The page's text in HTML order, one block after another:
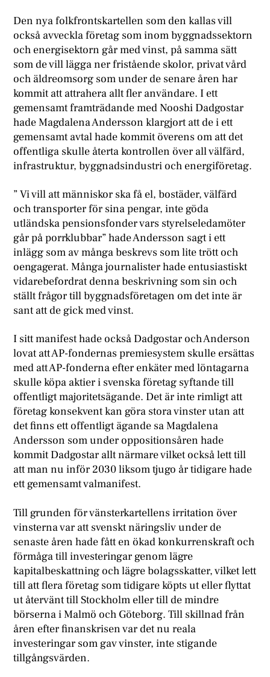
Den nya folkfrontskartellen som den kallas vill
också avveckla företag som inom byggnadssektorn
och energisektorn går med vinst, på samma sätt
som de vill lägga ner fristående skolor, privat vård
och äldreomsorg som under de senare åren har
kommit att attrahera allt fler användare. I ett
gemensamt framträdande med Nooshi Dadgostar
hade Magdalena Andersson klargjort att de i ett
gemensamt avtal hade kommit överens om att det
offentliga skulle återta kontrollen över all välfärd,
infrastruktur, byggnadsindustri och energiföretag.
” Vi vill att människor ska få el, bostäder, välfärd
och transporter för sina pengar, inte göda
utländska pensionsfonder vars styrelseledamöter
går på porrklubbar” hade Andersson sagt i ett
inlägg som av många beskrevs som lite trött och
oengagerat. Många journalister hade entusiastiskt
vidarebefordrat denna beskrivning som sin och
ställt frågor till byggnadsföretagen om det inte är
sant att de gick med vinst.
I sitt manifest hade också Dadgostar och Anderson
lovat att AP-fondernas premiesystem skulle ersättas
med att AP-fonderna efter enkäter med löntagarna
skulle köpa aktier i svenska företag syftande till
offentligt majoritetsägande. Det är inte rimligt att
företag konsekvent kan göra stora vinster utan att
det finns ett offentligt ägande sa Magdalena
Andersson som under oppositionsåren hade
kommit Dadgostar allt närmare vilket också lett till
att man nu inför 2030 liksom tjugo år tidigare hade
ett gemensamt valmanifest.
Till grunden för vänsterkartellens irritation över
vinsterna var att svenskt näringsliv under de
senaste åren hade fått en ökad konkurrenskraft och
förmåga till investeringar genom lägre
kapitalbeskattning och lägre bolagsskatter, vilket lett
till att flera företag som tidigare köpts ut eller flyttat
ut återvänt till Stockholm eller till de mindre
börserna i Malmö och Göteborg. Till skillnad från
åren efter finanskrisen var det nu reala
investeringar som gav vinster, inte stigande
tillgångsvärden.